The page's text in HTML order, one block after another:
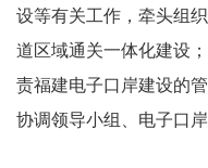
设等有关工作，牵头组
道区域通关一体化建设
责福建电子口岸建设的
协调领导小组、电子口